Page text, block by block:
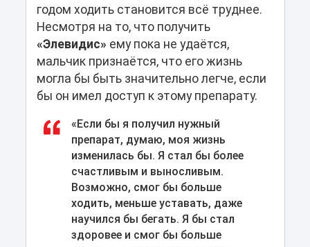
годом ходить становится всё труднее.
Несмотря на то, что получить
«Элевидис» ему пока не удаётся,
мальчик признаётся, что его жизнь
могла бы быть значительно легче, если
бы он имел доступ к этому препарату.
«Если бы я получил нужный
препарат, думаю, моя жизнь
изменилась бы. Я стал бы более
счастливым и выносливым.
Возможно, смог бы больше
ходить, меньше уставать, даже
научился бы бегать. Я бы стал
здоровее и смог бы больше